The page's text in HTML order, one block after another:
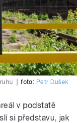
foto: Petr Dušek
v podstatě
si představu, jak